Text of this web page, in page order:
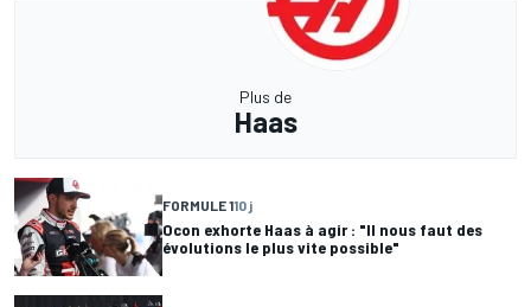
Plus de
Haas
FORMULE 110 j
Ocon exhorte Haas à agir : "Il nous faut des
évolutions le plus vite possible"